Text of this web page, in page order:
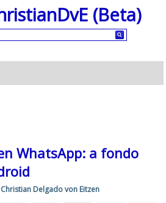
(Beta)
WhatsApp: a fondo
Christian Delgado von Eitzen